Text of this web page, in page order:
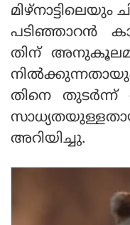
മിഴ്നാട്ടിലെയും
പടിഞ്ഞാറന്‍
തിന്
തിനെ
അറിയിച്ചു.